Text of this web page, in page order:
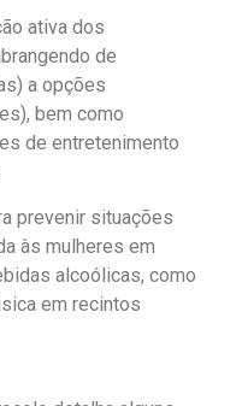
ativa dos
de
a opções
bem como
de entretenimento
prevenir situações
às mulheres em
alcoólicas, como
em recintos